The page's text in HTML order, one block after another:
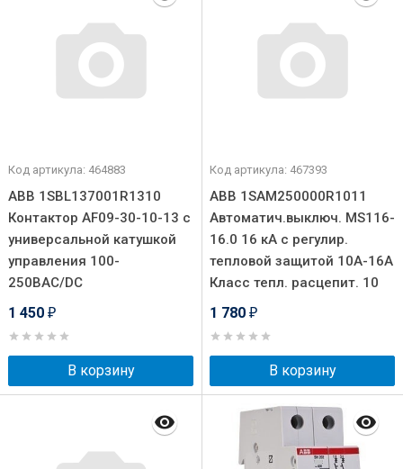
Код артикула: 464883
ABB 1SBL137001R1310
Контактор AF09-30-10-13 с
универсальной катушкой
управления 100-
250BAC/DC
1 450 ₽
В корзину
Код артикула: 467393
ABB 1SAM250000R1011
Автоматич.выключ. MS116-
16.0 16 кА с регулир.
тепловой защитой 10A-16А
Класс тепл. расцепит. 10
1 780 ₽
В корзину